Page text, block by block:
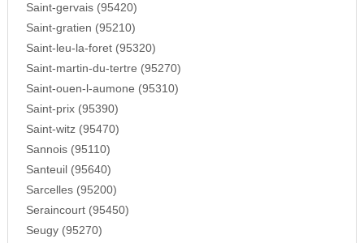
Saint-gervais (95420)
Saint-gratien (95210)
Saint-leu-la-foret (95320)
Saint-martin-du-tertre (95270)
Saint-ouen-l-aumone (95310)
Saint-prix (95390)
Saint-witz (95470)
Sannois (95110)
Santeuil (95640)
Sarcelles (95200)
Seraincourt (95450)
Seugy (95270)